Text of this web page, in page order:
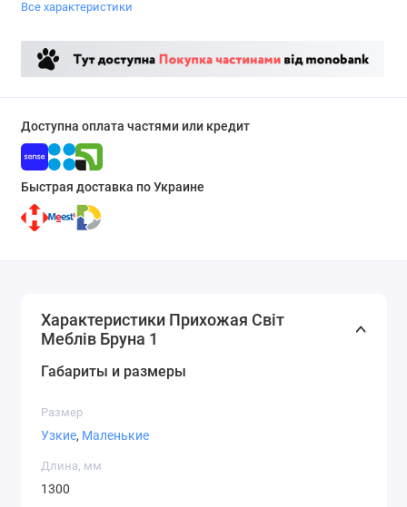
Все характеристики
Доступна оплата частями или кредит
Быстрая доставка по Украине
Характеристики Прихожая Світ
Меблів Бруна 1
Габариты и размеры
Размер
Узкие, Маленькие
Длина, мм
1300